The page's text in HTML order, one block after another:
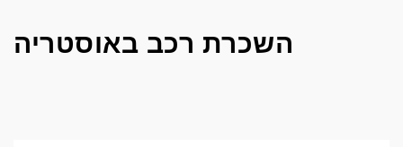
השכרת רכב באוסטריה